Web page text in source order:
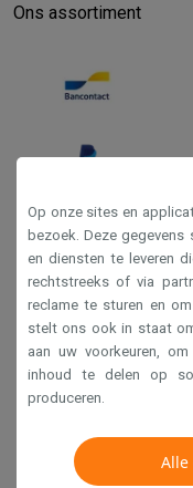
Ons assortiment
Krëfel NV -
Op onze sites en
bezoek. Deze
en diensten te leveren
rechtstreeks of via
reclame te sturen en
stelt ons ook in staat
aan uw voorkeuren,
inhoud te delen op
produceren.
Alle